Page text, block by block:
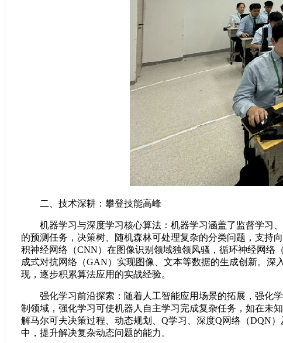
二、技术深耕：攀登技能高峰
机器学习与深度学习核心算法：机器学习涵盖了监督学习、
的预测任务，决策树、随机森林可处理复杂的分类问题，支持
积神经网络（CNN）在图像识别领域独领风骚，循环神经网络
成式对抗网络（GAN）实现图像、文本等数据的生成创新。
现，逐步积累算法应用的实战经验。
强化学习前沿探索：随着人工智能应用场景的拓展，强化学
制领域，强化学习可使机器人自主学习完成复杂任务，如在未
解马尔可夫决策过程、动态规划、Q学习、深度Q网络（DQN
中，提升解决复杂动态问题的能力。